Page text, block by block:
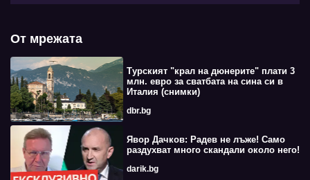
От мрежата
Турският "крал на дюнерите" плати 3
млн. евро за сватбата на сина си в
Италия (снимки)
dbr.bg
Явор Дачков: Радев не лъже! Само
раздухват много скандали около него!
darik.bg